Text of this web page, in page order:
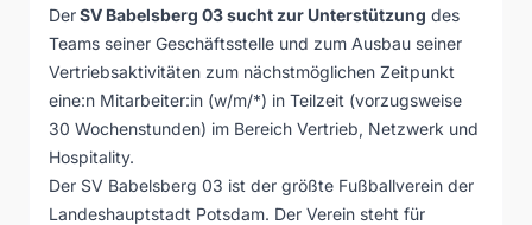
DerSV Babelsberg 03 sucht zur Unterstützung des
Teams seiner Geschäftsstelle und zum Ausbau seiner
Vertriebsaktivitäten zum nächstmöglichen Zeitpunkt
eine:n Mitarbeiter:in (w/m/*) in Teilzeit (vorzugsweise
30 Wochenstunden) im Bereich Vertrieb, Netzwerk und
Hospitality.
Der SV Babelsberg 03 ist der größte Fußballverein der
Landeshauptstadt Potsdam. Der Verein steht für